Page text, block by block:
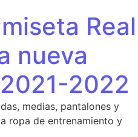
Real
nueva
2022
medias, pantalones y
ropa de entrenamiento y